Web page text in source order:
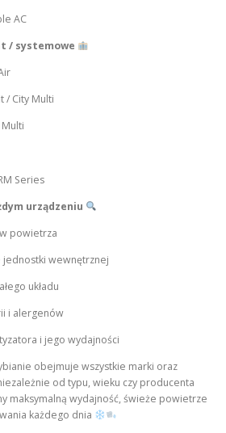
AC
/ systemowe
/ City Multi
Series
urządzeniu
powietrza
jednostki wewnętrznej
układu
i alergenów
i jego wydajności
obejmuje wszystkie marki oraz
od typu, wieku czy producenta
maksymalną wydajność, świeże powietrze
każdego dnia